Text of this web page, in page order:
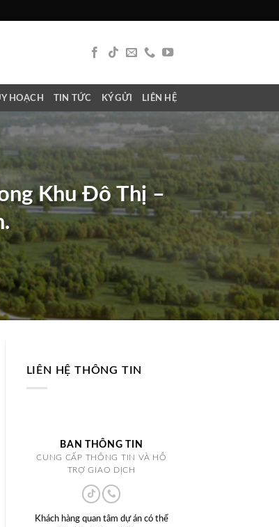
HOẠCH TIN TỨC KÝ GỬI LIÊN HỆ
Khu Đô Thị –
LIÊN HỆ THÔNG TIN
BAN THÔNG TIN
CUNG CẤP THÔNG TIN VÀ HỖ
TRỢ GIAO DỊCH
Khách hàng quan tâm dự án có thể